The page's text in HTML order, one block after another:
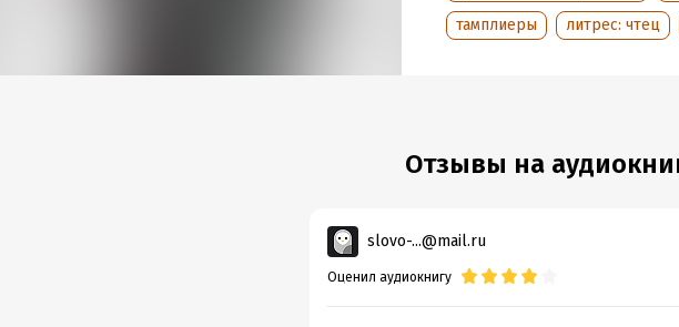
тамплиеры
литрес: чтец
Отзывы на
slovo-...@mail.ru
Оценил аудиокнигу